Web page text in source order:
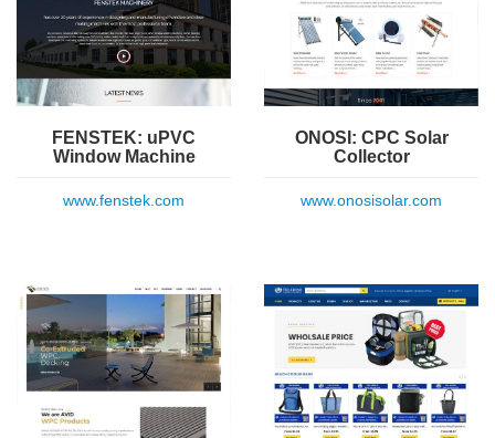
FENSTEK: uPVC
Window Machine
www.fenstek.com
ONOSI: CPC Solar
Collector
www.onosisolar.com